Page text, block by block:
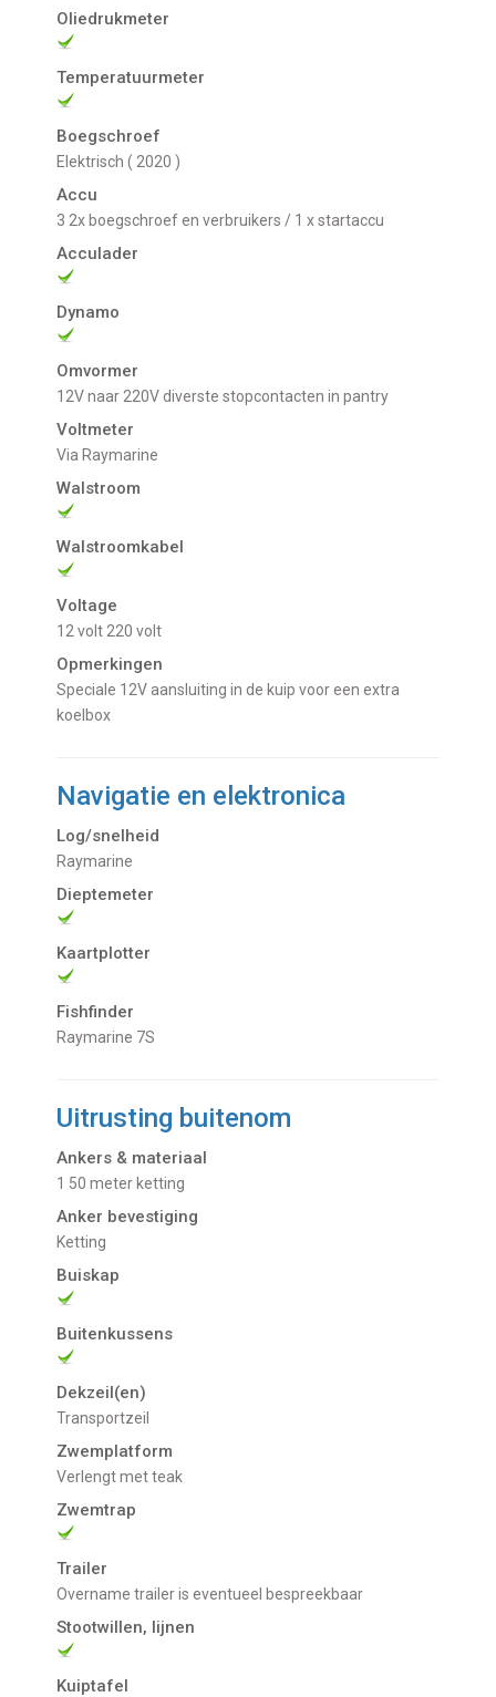
Oliedrukmeter
Temperatuurmeter
Boegschroef
Elektrisch ( 2020 )
Accu
3 2x boegschroef en verbruikers / 1 x startaccu
Acculader
Dynamo
Omvormer
12V naar 220V diverste stopcontacten in pantry
Voltmeter
Via Raymarine
Walstroom
Walstroomkabel
Voltage
12 volt 220 volt
Opmerkingen
Speciale 12V aansluiting in de kuip voor een extra
koelbox
Navigatie en elektronica
Log/snelheid
Raymarine
Dieptemeter
Kaartplotter
Fishfinder
Raymarine 7S
Uitrusting buitenom
Ankers & materiaal
1 50 meter ketting
Anker bevestiging
Ketting
Buiskap
Buitenkussens
Dekzeil(en)
Transportzeil
Zwemplatform
verlengt met teak
Zwemtrap
Trailer
Overname trailer is eventueel bespreekbaar
Stootwillen, lijnen
Kuiptafel